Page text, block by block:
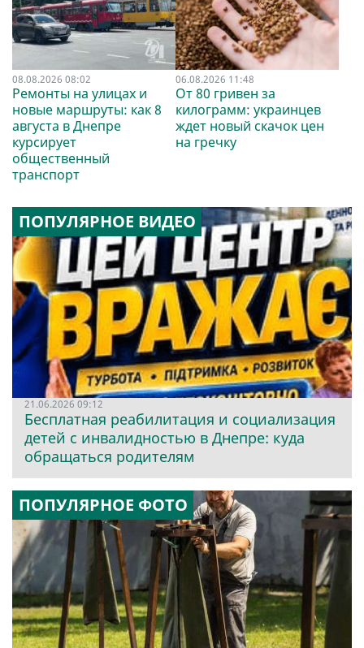
08.08.2026 08:02
Ремонты на улицах и
новые маршруты: как 8
августа в Днепре
курсирует
общественный
транспорт
06.08.2026 11:48
От 80 гривен за
килограмм: украинцев
ждет новый скачок цен
на гречку
ПОПУЛЯРНОЕ ВИДЕО
21.06.2026 09:12
Бесплатная реабилитация и социализация
детей с инвалидностью в Днепре: куда
обращаться родителям
ПОПУЛЯРНОЕ ФОТО